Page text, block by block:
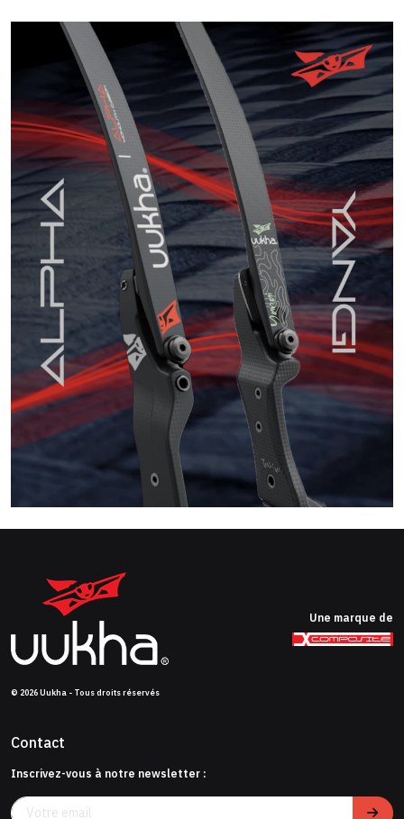
Une marque de
© 2026 Uukha - Tous droits réservés
Contact
Inscrivez-vous à notre newsletter :